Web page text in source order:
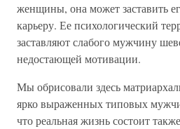
женщины, она может заставить
карьеру. Ее психологический
заставляют слабого мужчину
недостающей мотивации.
Мы обрисовали здесь
ярко выраженных типовых
что реальная жизнь состоит